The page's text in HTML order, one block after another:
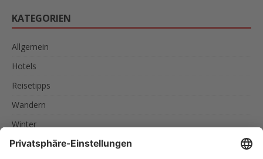
KATEGORIEN
Allgemein
Hotels
Reisetipps
Wandern
Winter
SCHLAGWÖRTER